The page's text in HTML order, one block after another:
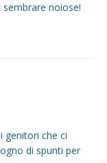
noiose!
genitori che ci
di spunti per